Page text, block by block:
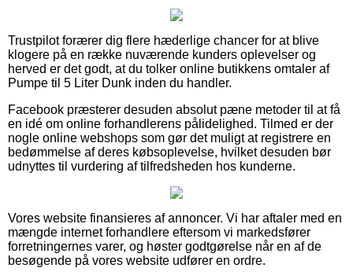
Trustpilot forærer dig flere hæderlige chancer for at blive
klogere på en række nuværende kunders oplevelser og
herved er det godt, at du tolker online butikkens omtaler af
Pumpe til 5 Liter Dunk inden du handler.
Facebook præsterer desuden absolut pæne metoder til at få
en idé om online forhandlerens pålidelighed. Tilmed er der
nogle online webshops som gør det muligt at registrere en
bedømmelse af deres købsoplevelse, hvilket desuden bør
udnyttes til vurdering af tilfredsheden hos kunderne.
Vores website finansieres af annoncer. Vi har aftaler med en
mængde internet forhandlere eftersom vi markedsfører
forretningernes varer, og høster godtgørelse når en af de
besøgende på vores website udfører en ordre.